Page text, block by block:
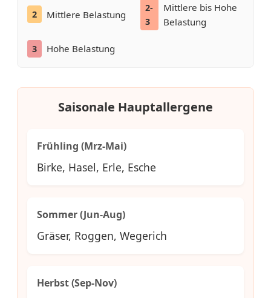
2 Mittlere Belastung
2-
3
Mittlere bis Hohe
Belastung
3 Hohe Belastung
Saisonale Hauptallergene
Frühling (Mrz-Mai)
Birke, Hasel, Erle, Esche
Sommer (Jun-Aug)
Gräser, Roggen, Wegerich
Herbst (Sep-Nov)